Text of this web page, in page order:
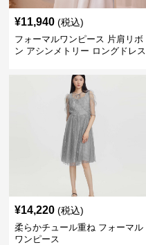
¥11,940 (税込)
フォーマルワンピース 片肩リボ
ン アシンメトリー ロングドレス
¥14,220 (税込)
柔らかチュール重ね フォーマル
ワンピース